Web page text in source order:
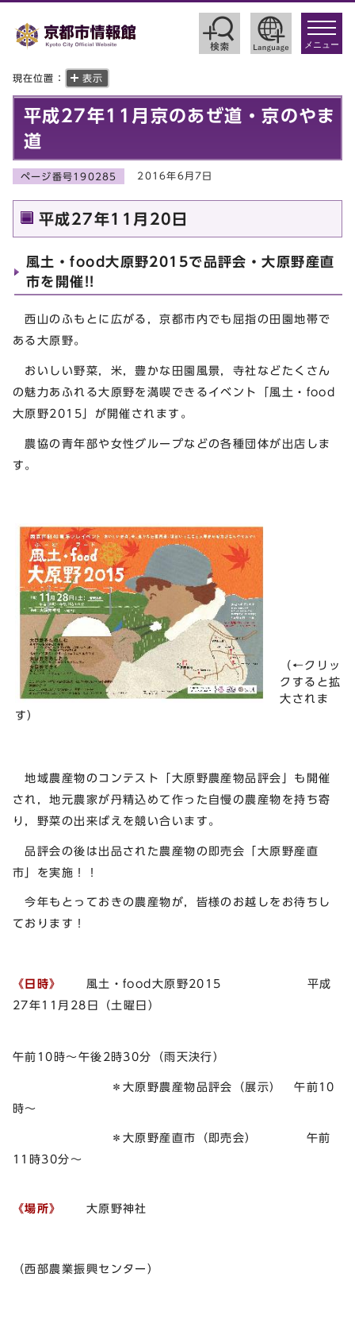
toggle
メニュー
現在位置： 表示
平成27年11月京のあぜ道・京のやま
道
ページ番号190285 2016年6月7日
平成27年11月20日
風土・food大原野2015で品評会・大原野産直
市を開催!!
西山のふもとに広がる，京都市内でも屈指の田園地帯で
ある大原野。
おいしい野菜，米，豊かな田園風景，寺社などたくさん
の魅力あふれる大原野を満喫できるイベント「風土・food
大原野2015」が開催されます。
農協の青年部や女性グループなどの各種団体が出店しま
す。
（←クリッ
クすると拡
大されま
す）
地域農産物のコンテスト「大原野農産物品評会」も開催
され，地元農家が丹精込めて作った自慢の農産物を持ち寄
り，野菜の出来ばえを競い合います。
品評会の後は出品された農産物の即売会「大原野産直
市」を実施！！
今年もとっておきの農産物が，皆様のお越しをお待ちし
ております！
《日時》
風土・food大原野2015 平成
27年11月28日（土曜日）
午前10時～午後2時30分（雨天決行）
＊大原野農産物品評会（展示） 午前10
時～
＊大原野産直市（即売会） 午前
11時30分～
《場所》 大原野神社
（西部農業振興センター）